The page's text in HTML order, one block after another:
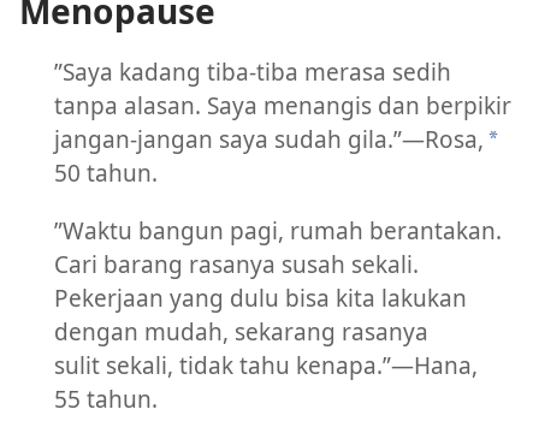
Menopause
”Saya kadang tiba-tiba merasa sedih
tanpa alasan. Saya menangis dan berpikir
jangan-jangan saya sudah gila.”—Rosa, *
50 tahun.
”Waktu bangun pagi, rumah berantakan.
Cari barang rasanya susah sekali.
Pekerjaan yang dulu bisa kita lakukan
dengan mudah, sekarang rasanya
sulit sekali, tidak tahu kenapa.”—Hana,
55 tahun.